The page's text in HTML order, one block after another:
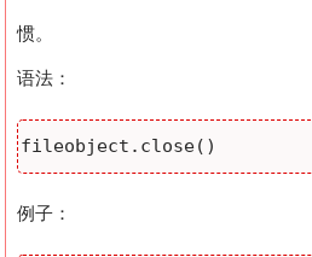
惯。
语法：
例子：